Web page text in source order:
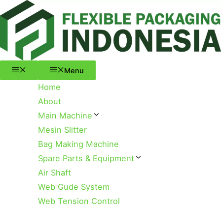
Skip
to
content
Menu
Menu
Home
About
Main Machine
Mesin Slitter
Bag Making Machine
Spare Parts & Equipment
Air Shaft
Web Gude System
Web Tension Control